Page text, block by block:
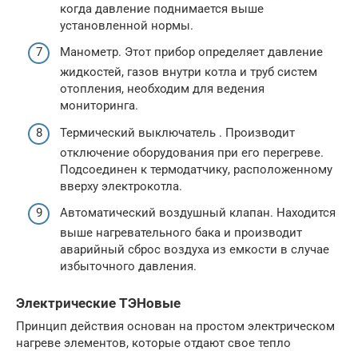
когда давление поднимается выше
установленной нормы.
Манометр. Этот прибор определяет давление
жидкостей, газов внутри котла и труб систем
отопления, необходим для ведения
мониторинга.
Термический выключатель . Производит
отключение оборудования при его перегреве.
Подсоединен к термодатчику, расположенному
вверху электрокотла.
Автоматический воздушный клапан. Находится
выше нагревательного бака и производит
аварийный сброс воздуха из емкости в случае
избыточного давления.
Электрические ТЭНовые
Принцип действия основан на простом электрическом
нагреве элементов, которые отдают свое тепло